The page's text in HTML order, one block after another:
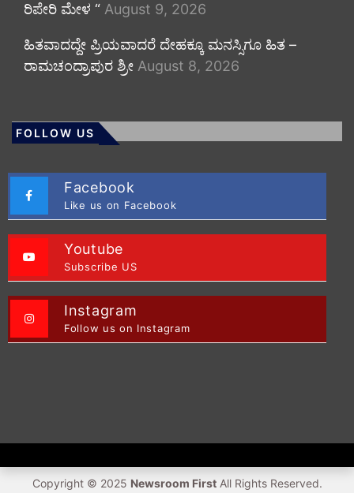
ರಿಪೇರಿ ಮೇಳ “ August 9, 2026
ಹಿತವಾದದ್ದೇ ಪ್ರಿಯವಾದರೆ ದೇಹಕ್ಕೂ ಮನಸ್ಸಿಗೂ ಹಿತ –
ರಾಮಚಂದ್ರಾಪುರ ಶ್ರೀ August 8, 2026
FOLLOW US
Facebook
Like us on Facebook
Youtube
Subscribe US
Instagram
Follow us on Instagram
Copyright © 2025 Newsroom FirstAll Rights Reserved.